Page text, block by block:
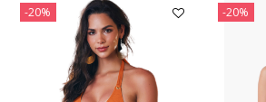
-20% -20%